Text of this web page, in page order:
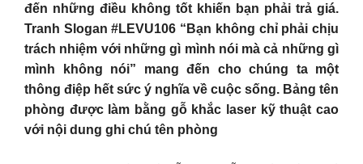
đến những điều không tốt khiến bạn phải trả giá.
Tranh Slogan #LEVU106 “Bạn không chỉ phải chịu
trách nhiệm với những gì mình nói mà cả những gì
mình không nói” mang đến cho chúng ta một
thông điệp hết sức ý nghĩa về cuộc sống. Bảng tên
phòng được làm bằng gỗ khắc laser kỹ thuật cao
với nội dung ghi chú tên phòng